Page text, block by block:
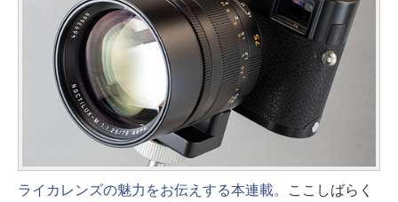
ライカレンズの魅力をお伝えする本連載。
ここしばらく